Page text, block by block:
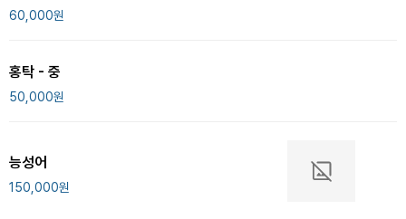
60,000원
홍탁 - 중
50,000원
능성어
150,000원